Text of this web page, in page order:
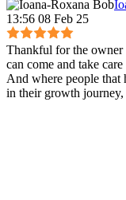
13:56 08 Feb 25
Thankful for the owner
can come and take
And where people that
in their growth journey,